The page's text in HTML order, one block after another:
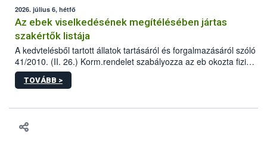
2026. július 6, hétfő
Az ebek viselkedésének megítélésében jártas
szakértők listája
A kedvtelésből tartott állatok tartásáról és forgalmazásáról szóló
41/2010. (II. 26.) Korm.rendelet szabályozza az eb okozta fizikai
sérülés, illetve ennek veszélye keletkezésekor felmerülő
hatósági feladatokat, valamint a veszélyes eb tartását és annak
vonni az ebek viselkedésének megítélésében jártas szakértőt.
TOVÁBB >